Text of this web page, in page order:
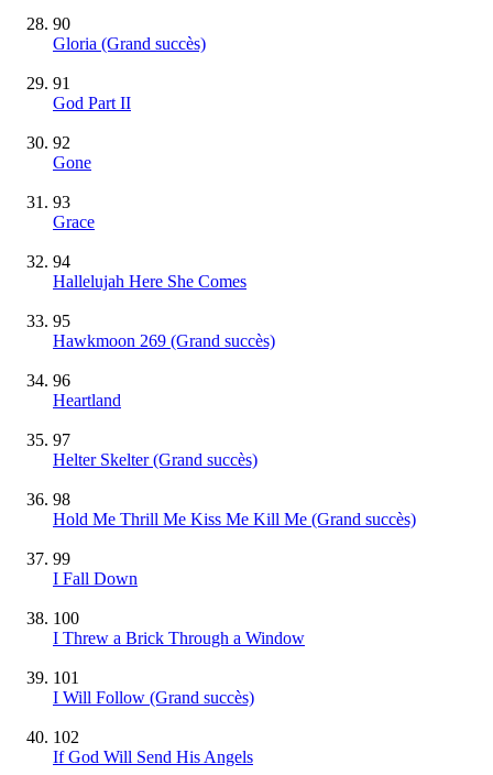
90
Gloria (Grand succès)
91
God Part II
92
Gone
93
Grace
94
Hallelujah Here She Comes
95
Hawkmoon 269 (Grand succès)
96
Heartland
97
Helter Skelter(Grand succès)
98
Hold Me Thrill Me Kiss Me Kill Me (Grand succès)
99
I Fall Down
100
I Threw a Brick Through a Window
101
I Will Follow (Grand succès)
102
If God Will Send His Angels